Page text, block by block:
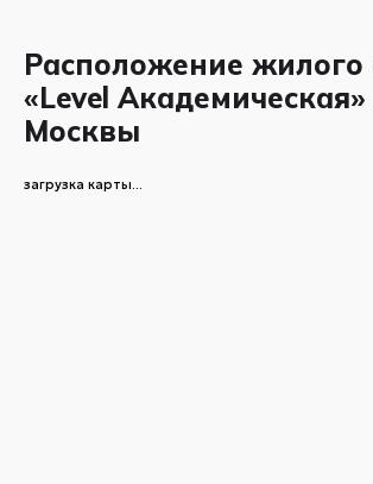
Расположение жилого
«Level
Москвы
загрузка карты...